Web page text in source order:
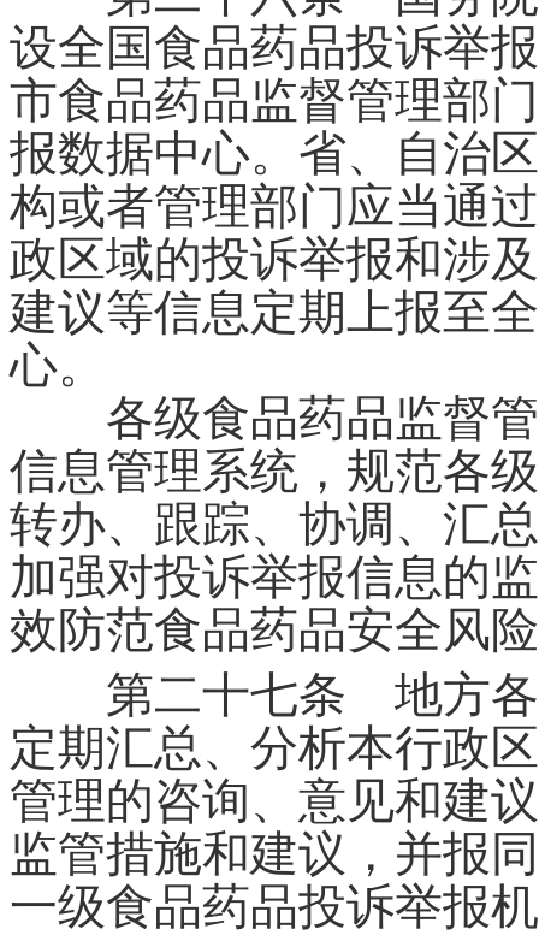
设全国食品药品投诉举
市食品药品监督管理部
报数据中心。省、自治
构或者管理部门应当通
政区域的投诉举报和涉
建议等信息定期上报至
心。
各级食品药品监督管
信息管理系统，规范各
转办、跟踪、协调、汇
加强对投诉举报信息的
效防范食品药品安全风
第二十七条 地方各
定期汇总、分析本行政
管理的咨询、意见和建
监管措施和建议，并报
一级食品药品投诉举报